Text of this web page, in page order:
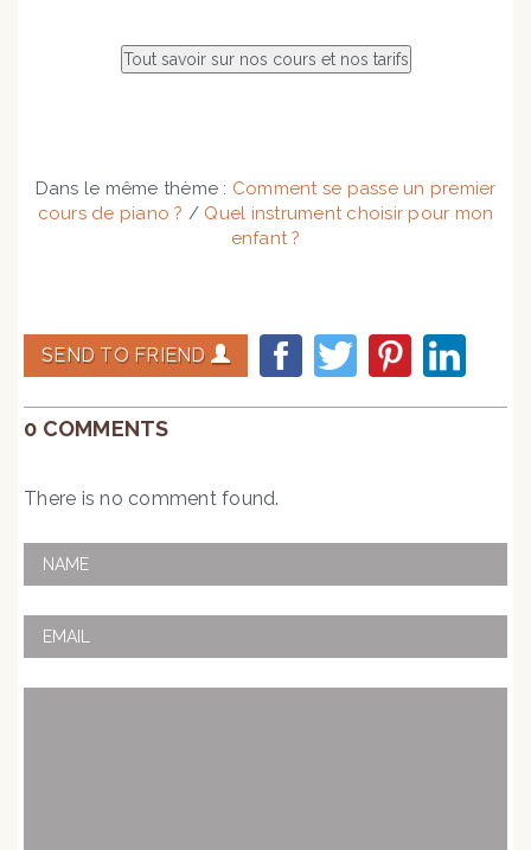
Dans le même thème : Comment se passe un premier
cours de piano ? / Quel instrument choisir pour mon
enfant ?
SEND TO FRIEND
0 COMMENTS
There is no comment found.